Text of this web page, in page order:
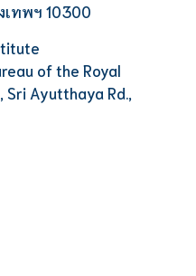
ทพฯ 10300
of the Royal
Ayutthaya Rd.,